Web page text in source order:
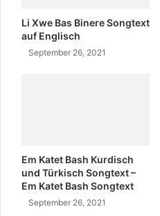
r
k
Li Xwe Bas Binere Songtext
auf Englisch
September 26, 2021
Em Katet Bash Kurdisch
und Türkisch Songtext –
Em Katet Bash Songtext
September 26, 2021